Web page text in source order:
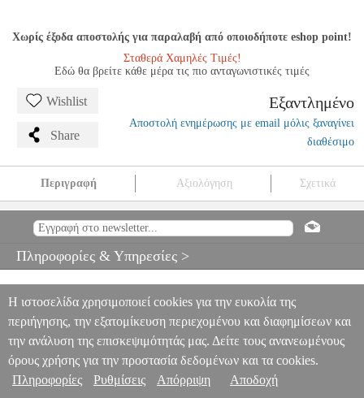
Χωρίς έξοδα αποστολής για παραλαβή από οποιοδήποτε eshop point!
Σταθερά Χαμηλές Τιμές!
Εδώ θα βρείτε κάθε μέρα τις πιο ανταγωνιστικές τιμές
Wishlist
Share
Εξαντλημένο
Αποστολή ενημέρωσης με email μόλις ξαναγίνει
διαθέσιμο
Περιγραφή Αξιολόγηση Σχετικά
ΔΕΞΙΟΤΗΤΩΝ (ΒΚ/CD) MSC.601554
ΜΟΥΣΙΚΑ
ΕΓΧΕΙΡΙΔΙΟ ΑΚΟΥΣΤΙΚΩΝ ΔΕΞΙΟΤΗΤΩΝ (ΒΚ/CD)
Πληροφορίες & Υπηρεσίες >
Η ιστοσελίδα χρησιμοποιεί cookies για την ευκολία της
περιήγησης, την εξατομίκευση περιεχομένου και διαφημίσεων και
την ανάλυση της επισκεψιμότητάς μας. Δείτε τους ανανεωμένους
όρους χρήσης για την προστασία δεδομένων και τα cookies.
Πληροφορίες
Ρυθμίσεις Απόρριψη Αποδοχή